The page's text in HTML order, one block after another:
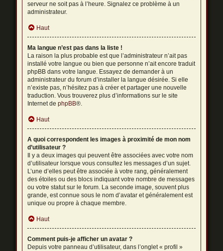
serveur ne soit pas à l’heure. Signalez ce problème à un
administrateur.
Haut
Ma langue n’est pas dans la liste !
La raison la plus probable est que l’administrateur n’ait pas
installé votre langue ou bien que personne n’ait encore traduit
phpBB dans votre langue. Essayez de demander à un
administrateur du forum d’installer la langue désirée. Si elle
n’existe pas, n’hésitez pas à créer et partager une nouvelle
traduction. Vous trouverez plus d’informations sur le site
Internet dephpBB®.
Haut
A quoi correspondent les images à proximité de mon nom
d’utilisateur ?
Il y a deux images qui peuvent être associées avec votre nom
d’utilisateur lorsque vous consultez les messages d’un sujet.
L’une d’elles peut être associée à votre rang, généralement
des étoiles ou des blocs indiquant votre nombre de messages
ou votre statut sur le forum. La seconde image, souvent plus
grande, est connue sous le nom d’avatar et généralement est
unique ou propre à chaque membre.
Haut
Comment puis-je afficher un avatar ?
Depuis votre panneau d’utilisateur, dans l’onglet « profil »